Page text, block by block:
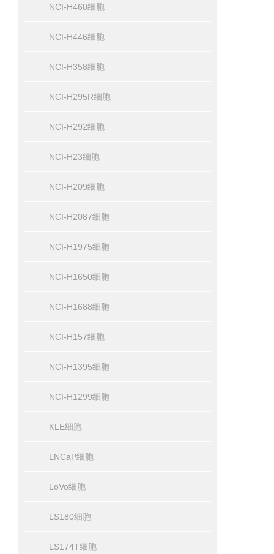
NCI-H460细胞
NCI-H446细胞
NCI-H358细胞
NCI-H295R细胞
NCI-H292细胞
NCI-H23细胞
NCI-H209细胞
NCI-H2087细胞
NCI-H1975细胞
NCI-H1650细胞
NCI-H1688细胞
NCI-H157细胞
NCI-H1395细胞
NCI-H1299细胞
KLE细胞
LNCaP细胞
LoVo细胞
LS180细胞
LS174T细胞